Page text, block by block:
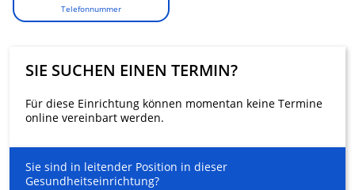
Telefonnummer
SIE SUCHEN EINEN TERMIN?
Für diese Einrichtung können momentan keine Termine
online vereinbart werden.
Sie sind in leitender Position in dieser
Gesundheitseinrichtung?